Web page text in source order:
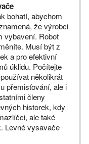
bohatí, abychom
že výrobci
vybavení. Robot
Musí být z
a pro efektivní
úklidu. Počítejte
několikrát
přemisťování, ale i
členy
historek, kdy
ale také
Levné vysavače